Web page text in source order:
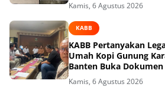
Kamis, 6 Agustus 2026
KABB
KABB Pertanyakan
Umah Kopi Gunung
Banten Buka
Kamis, 6 Agustus 2026